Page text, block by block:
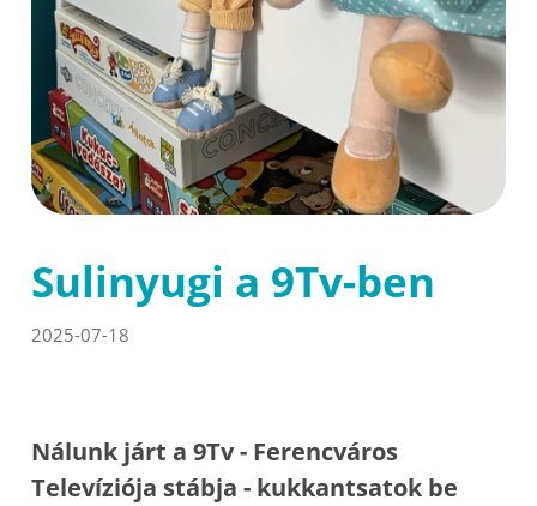
Sulinyugi a 9Tv-ben
2025-07-18
Nálunk járt a 9Tv - Ferencváros
Televíziója stábja - kukkantsatok be